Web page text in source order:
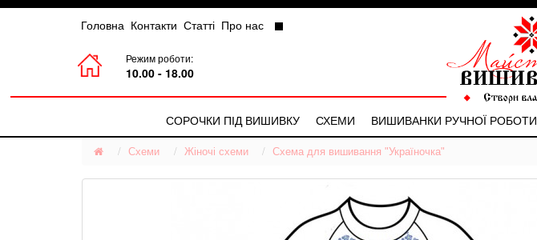
Головна Контакти Статті Про нас
Режим роботи:
10.00 - 18.00
СОРОЧКИ ПІД ВИШИВКУ
Чоловічі Сорочки
Жіночі Сорочки
СХЕМИ ВИШИВАНКИ РУЧНОЇ РОБОТИ
Схеми Жіночі схеми Схема для вишивання "Україночка"